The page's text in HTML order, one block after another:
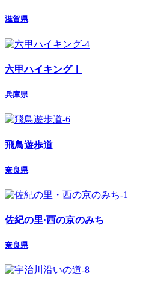
滋賀県
六甲ハイキングⅠ
兵庫県
飛鳥遊歩道
奈良県
佐紀の里·西の京のみち
奈良県